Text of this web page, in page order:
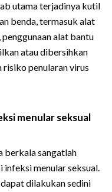
utama terjadinya kutil
benda, termasuk alat
alat bantu
atau dibersihkan
penularan virus
menular seksual
berkala sangatlah
menular seksual.
dilakukan sedini